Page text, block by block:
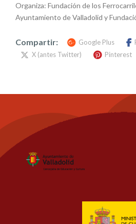
Organiza: Fundación de los
Ayuntamiento de Valladolid y
Compartir: Google Plus
X (antes Twitter)
Pinterest